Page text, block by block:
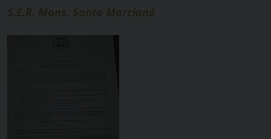
S.E.R. Mons. Santo Marcianò